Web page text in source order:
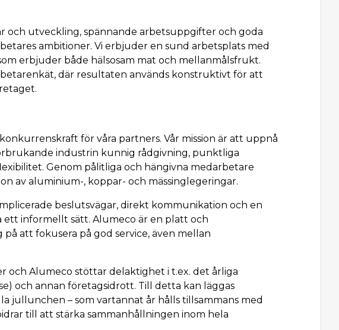
och utveckling, spännande arbetsuppgifter och goda
ambitioner. Vi erbjuder en sund arbetsplats med
erbjuder både hälsosam mat och mellanmålsfrukt.
där resultaten används konstruktivt för att
för våra partners. Vår mission är att uppnå
industrin kunnig rådgivning, punktliga
Genom pålitliga och hängivna medarbetare
av aluminium-, koppar- och mässinglegeringar.
beslutsvägar, direkt kommunikation och en
informellt sätt. Alumeco är en platt och
att fokusera på god service, även mellan
och Alumeco stöttar delaktighet i t.ex. det årliga
och annan företagsidrott. Till detta kan läggas
jullunchen – som vartannat år hålls tillsammans med
till att stärka sammanhållningen inom hela